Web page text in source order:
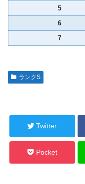
5
6
7
ランクS
Twitter
Pocket